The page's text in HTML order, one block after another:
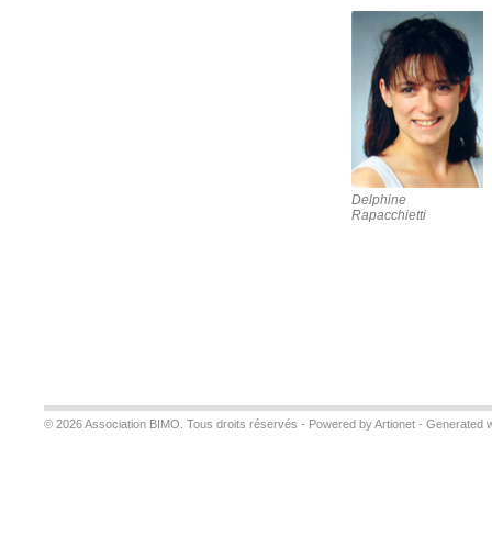
Delphine
Rapacchietti
© 2026 Association BIMO. Tous droits réservés - Powered by Artionet - Generated